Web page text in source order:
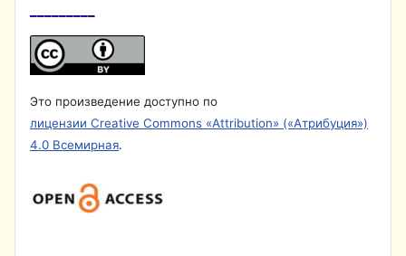
Это произведение доступно по
лицензии Creative Commons «Attribution» («Атрибуция»)
4.0 Всемирная.